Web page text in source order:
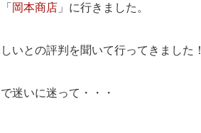
岡本商店 」に行きました。
いとの評判を聞いて行ってきました！
迷いに迷って・・・